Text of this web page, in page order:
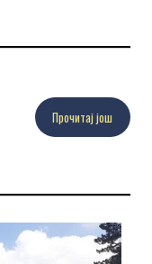
Прочитај још